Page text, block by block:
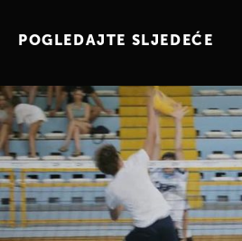
POGLEDAJTE SLJEDEĆE